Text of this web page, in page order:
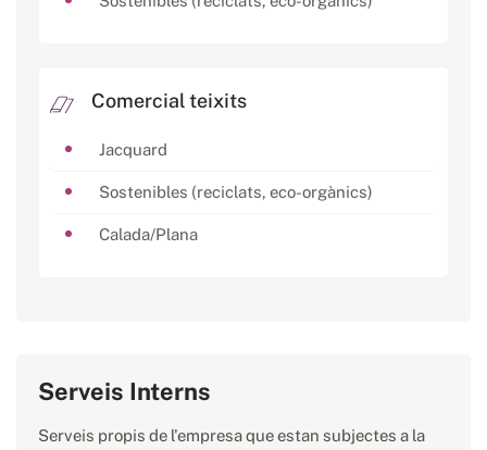
Comercial teixits
Jacquard
Sostenibles (reciclats, eco-orgànics)
Calada/Plana
Serveis Interns
Serveis propis de l'empresa que estan subjectes a la